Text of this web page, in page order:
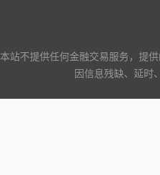
本站不提供任何金融交易服务，提
因信息残缺、延时